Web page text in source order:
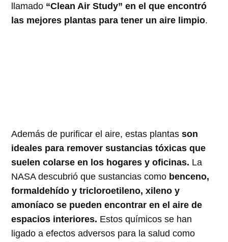
llamado “Clean Air Study” en el que encontró
las mejores plantas para tener un aire limpio.
Además de purificar el aire, estas plantasson
ideales para remover sustancias tóxicas que
suelen colarse en los hogares y oficinas. La
NASA descubrió que sustancias como benceno,
formaldehído y tricloroetileno, xileno y
amoníaco se pueden encontrar en el aire de
espacios interiores. Estos químicos se han
ligado a efectos adversos para la salud como